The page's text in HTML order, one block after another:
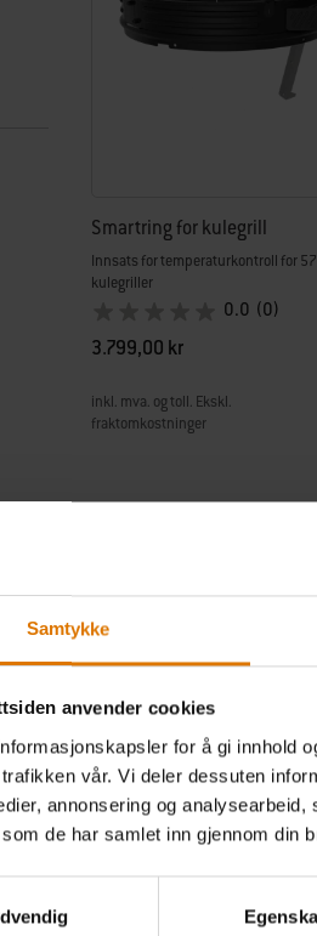
Samtykke
anvender cookies
for å gi innhold
vår. Vi deler dessuten
annonsering og
de har samlet inn gjennom din
Smartring for kulegrill
Innsats for temperaturkontroll for 57
kulegriller
0.0 (0)
3.799,00 kr
inkl. mva. og toll. Ekskl.
fraktomkostninger